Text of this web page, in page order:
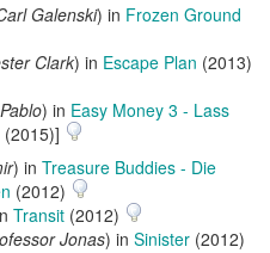
Galenski) in Frozen Ground
Clark) in Escape Plan (2013)
Pablo) in Easy Money 3 - Lass
) in Treasure Buddies - Die
(2012)
Transit (2012)
Jonas) in Sinister (2012)